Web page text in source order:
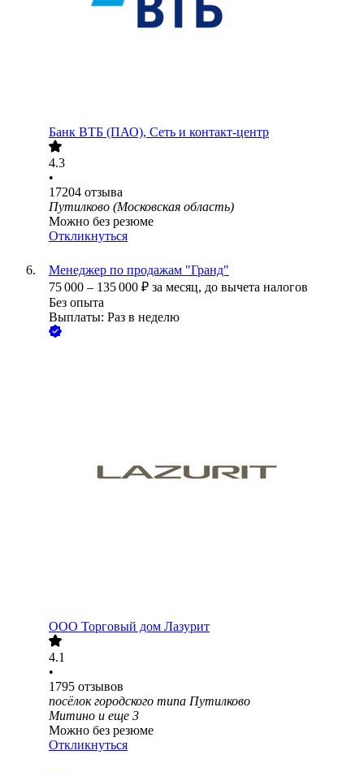
Банк ВТБ (ПАО), Сеть и контакт-центр
4.3
•
17204 отзыва
Путилково (Московская область)
Можно без резюме
Откликнуться
Менеджер по продажам "Гранд"
75 000 – 135 000 ₽ за месяц, до вычета налогов
Без опыта
Выплаты: Раз в неделю
ООО Торговый дом Лазурит
4.1
•
1795 отзывов
посёлок городского типа Путилково
Митино и еще 3
Можно без резюме
Откликнуться